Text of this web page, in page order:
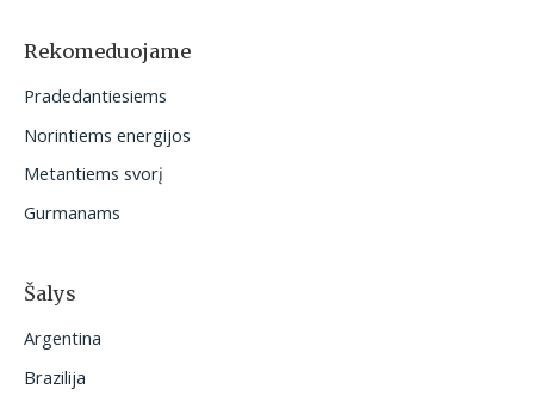
o
:
Rekomeduojame
Pradedantiesiems
Norintiems energijos
Metantiems svorį
Gurmanams
Šalys
Argentina
Brazilija